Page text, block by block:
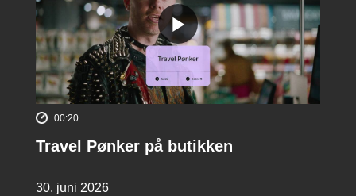
00:20
Travel Pønker på butikken
30. juni 2026